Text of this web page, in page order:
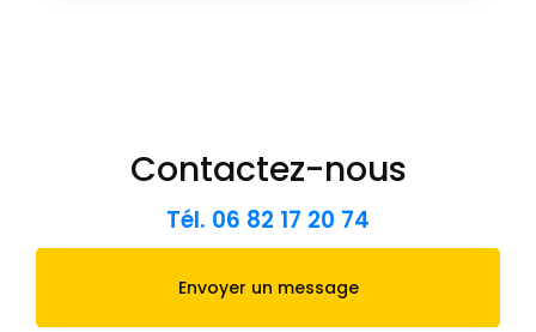
Contactez-nous
Tél. 06 82 17 20 74
Envoyer un message